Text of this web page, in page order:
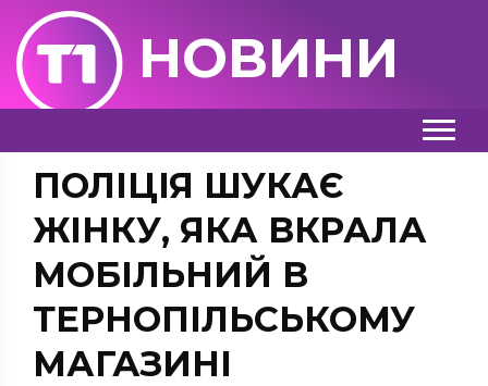
НОВИНИ
ПОЛІЦІЯ ШУКАЄ
ЖІНКУ, ЯКА ВКРАЛА
МОБІЛЬНИЙ В
ТЕРНОПІЛЬСЬКОМУ
МАГАЗИНІ